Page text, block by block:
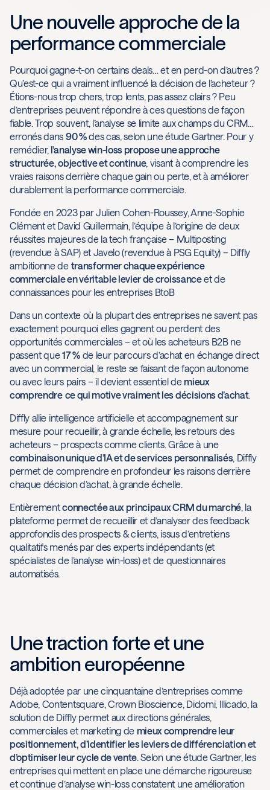
Une nouvelle approche de la
performance commerciale
Pourquoi gagne-t-on certains deals… et en perd-on d’autres ?
Qu’est-ce qui a vraiment influencé la décision de l’acheteur ?
Étions-nous trop chers, trop lents, pas assez clairs ? Peu
d’entreprises peuvent répondre à ces questions de façon
fiable. Trop souvent, l’analyse se limite aux champs du CRM…
erronés dans 90 %des cas, selon une étude Gartner. Pour y
remédier, l’analyse win-loss propose une approche
structurée, objective et continue, visant à comprendre les
vraies raisons derrière chaque gain ou perte, et à améliorer
durablement la performance commerciale.
Fondée en 2023 par Julien Cohen-Roussey, Anne-Sophie
Clément et David Guillermain, l’équipe à l’origine de deux
réussites majeures de la tech française – Multiposting
(revendue à SAP) et Javelo (revendue à PSG Equity) – Diffly
ambitionne de transformer chaque expérience
commerciale en véritable levier de croissanceet de
connaissances pour les entreprises BtoB
Dans un contexte où la plupart des entreprises ne savent pas
exactement pourquoi elles gagnent ou perdent des
opportunités commerciales – et où les acheteurs B2B ne
passent que17 %de leur parcours d’achat en échange direct
avec un commercial, le reste se faisant de façon autonome
ou avec leurs pairs – il devient essentiel de mieux
comprendre ce qui motive vraiment les décisions d’achat.
Diffly allie intelligence artificielle et accompagnement sur
mesure pour recueillir, à grande échelle, les retours des
acheteurs – prospects comme clients. Grâce à une
combinaison unique d’IA et de services personnalisés, Diffly
permet de comprendre en profondeur les raisons derrière
chaque décision d’achat, à grande échelle.
Entièrementconnectée aux principaux CRM du marché, la
plateforme permet de recueillir et d’analyser des feedback
approfondis des prospects & clients, issus d’entretiens
qualitatifs menés par des experts indépendants (et
spécialistes de l’analyse win-loss) et de questionnaires
automatisés.
Une traction forte et une
ambition européenne
Déjà adoptée par une cinquantaine d’entreprises comme
Adobe, Contentsquare, Crown Bioscience, Didomi, Illicado, la
solution de Diffly permet aux directions générales,
commerciales et marketing de mieux comprendre leur
positionnement, d’identifier les leviers de différenciation et
d’optimiser leur cycle de vente. Selon une étude Gartner, les
entreprises qui mettent en place une démarche rigoureuse
et continue d’analyse win-loss constatent une amélioration